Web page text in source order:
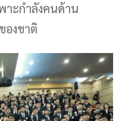
าะกำลังคนด้าน
องชาติ